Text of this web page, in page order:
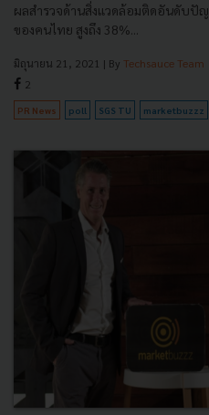
ผลสำรวจด้านสิ่งแวดล้อมติดอันดับปั
ของคนไทย สูงถึง 38%...
มิถุนายน 21, 2021 | By Techsauce Team
2
PR News poll SGS TU marketbuzzz